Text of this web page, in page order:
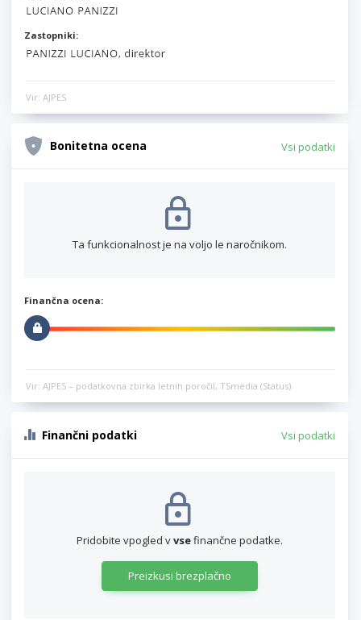
Zastopniki:
Vir: AJPES
Bonitetna ocena Vsi podatki
Ta funkcionalnost je na voljo le naročnikom.
Finančna ocena:
Vir: AJPES – podatkovna zbirka letnih poročil, TSmedia (Status)
Finančni podatki Vsi podatki
Pridobite vpogled vvsefinančne podatke.
Preizkusi brezplačno